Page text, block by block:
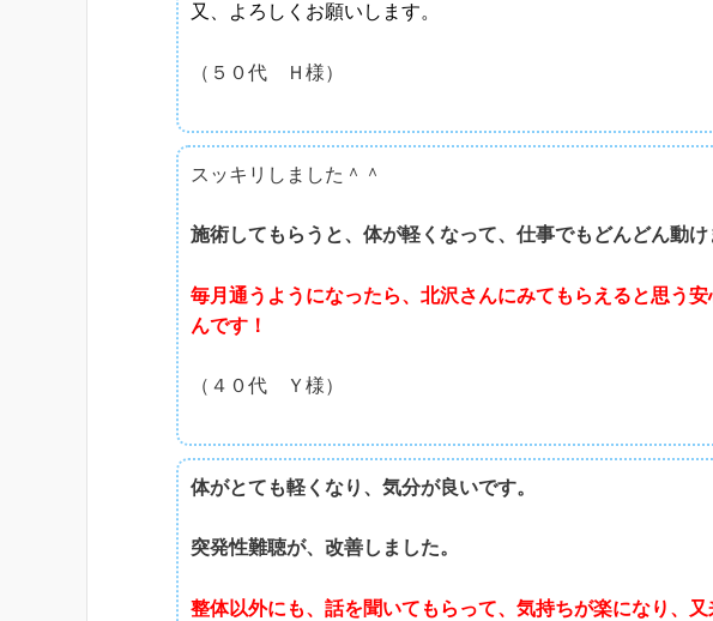
又、よろしくお願いします。
（５０代 Ｈ様）
スッキリしました＾＾
施術してもらうと、体が軽くなって、仕事でもどんどん動け
毎月通うようになったら、北沢さんにみてもらえると思う
んです！
（４０代 Ｙ様）
体がとても軽くなり、気分が良いです。
突発性難聴が、改善しました。
整体以外にも、話を聞いてもらって、気持ちが楽になり、又